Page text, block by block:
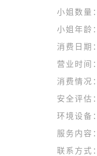
小姐数量：
小姐年龄：
消费日期：
营业时间：
消费情况：
安全评估：
环境设备：
服务内容：
联系方式：